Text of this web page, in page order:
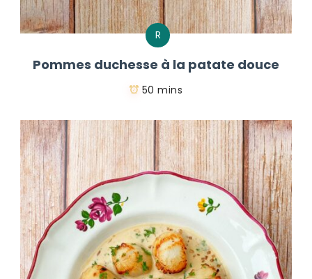
R
Pommes duchesse à la patate douce
50 mins